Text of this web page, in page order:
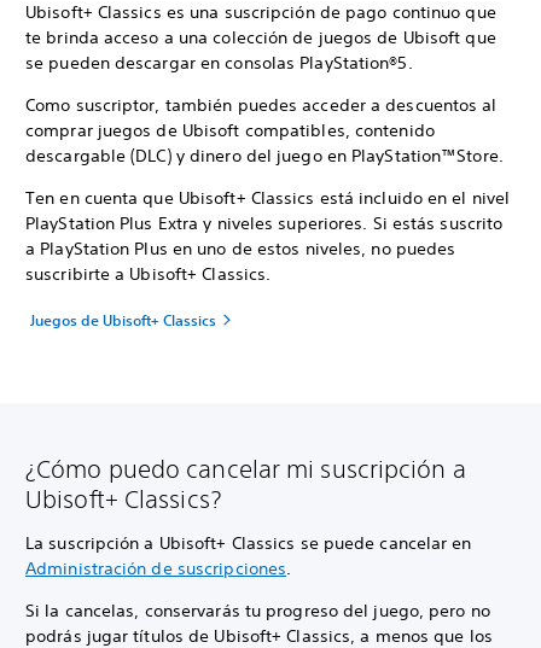
Ubisoft+ Classics es una suscripción de pago continuo que
te brinda acceso a una colección de juegos de Ubisoft que
se pueden descargar en consolas PlayStation®5.
Como suscriptor, también puedes acceder a descuentos al
comprar juegos de Ubisoft compatibles, contenido
descargable (DLC) y dinero del juego en PlayStation™Store.
Ten en cuenta que Ubisoft+ Classics está incluido en el nivel
PlayStation Plus Extra y niveles superiores. Si estás suscrito
a PlayStation Plus en uno de estos niveles, no puedes
suscribirte a Ubisoft+ Classics.
Juegos de Ubisoft+ Classics
¿Cómo puedo cancelar mi suscripción a
Ubisoft+ Classics?
La suscripción a Ubisoft+ Classics se puede cancelar en
Administración de suscripciones.
Si la cancelas, conservarás tu progreso del juego, pero no
podrás jugar títulos de Ubisoft+ Classics, a menos que los